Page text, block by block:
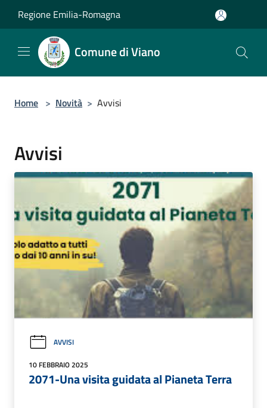
Regione Emilia-Romagna
Comune di Viano
Home > Novità > Avvisi
Avvisi
AVVISI
10 FEBBRAIO 2025
2071-Una visita guidata al Pianeta Terra